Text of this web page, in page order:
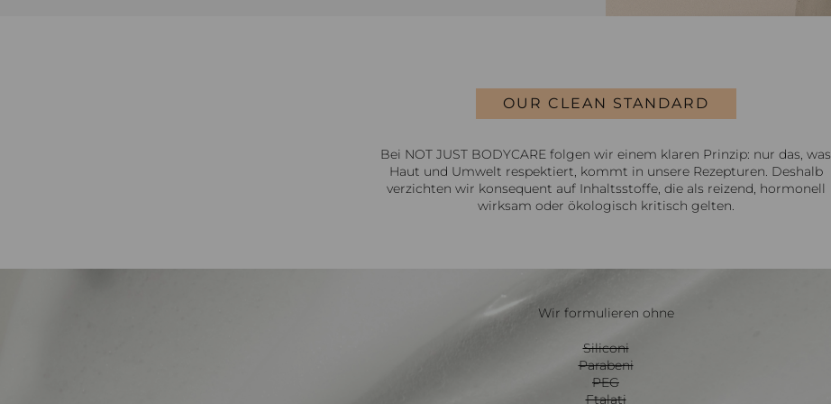
OUR CLEAN STANDARD
Bei NOT JUST BODYCARE folgen wir einem klaren Prinzip: nur das, was
Haut und Umwelt respektiert, kommt in unsere Rezepturen. Deshalb
verzichten wir konsequent auf Inhaltsstoffe, die als reizend, hormonell
wirksam oder ökologisch kritisch gelten.
Wir formulieren ohne
Siliconi
Parabeni
PEG
Ftalati